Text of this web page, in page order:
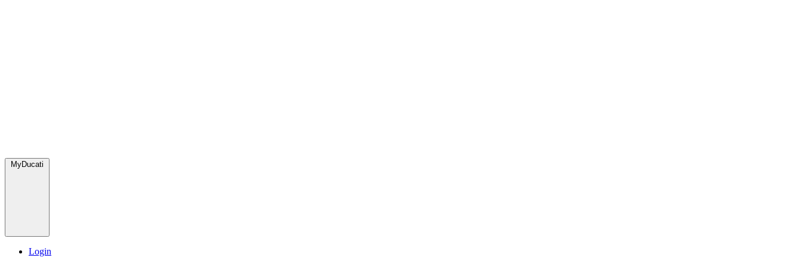
MyDucati
Login